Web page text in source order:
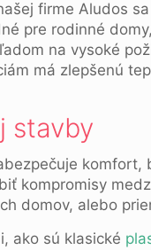
firme Aludos
pre rodinné
na vysoké
má zlepšenú
stavby
komfort,
kompromisy
domov, alebo
ako sú klasické